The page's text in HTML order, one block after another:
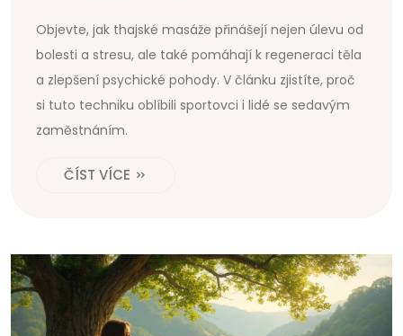
Objevte, jak thajské masáže přinášejí nejen úlevu od
bolesti a stresu, ale také pomáhají k regeneraci těla
a zlepšení psychické pohody. V článku zjistíte, proč
si tuto techniku oblíbili sportovci i lidé se sedavým
zaměstnáním.
ČÍST VÍCE